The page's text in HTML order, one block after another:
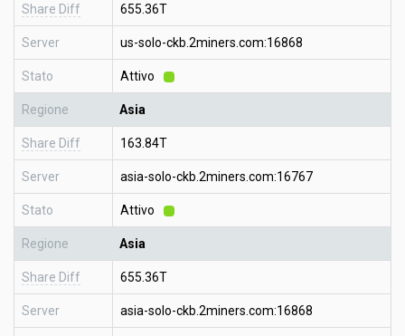
Share Diff 655.36T
Server us-solo-ckb.2miners.com:16868
Stato Attivo
Regione Asia
Share Diff 163.84T
Server asia-solo-ckb.2miners.com:16767
Stato Attivo
Regione Asia
Share Diff 655.36T
Server asia-solo-ckb.2miners.com:16868